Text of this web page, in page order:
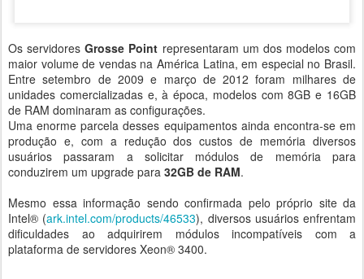
Os servidoresGrosse Point representaram um dos modelos com
maior volume de vendas na América Latina, em especial no Brasil.
Entre setembro de 2009 e março de 2012 foram milhares de
unidades comercializadas e, à época, modelos com 8GB e 16GB
de RAM dominaram as configurações.
Uma enorme parcela desses equipamentos ainda encontra-se em
produção e, com a redução dos custos de memória diversos
usuários passaram a solicitar módulos de memória para
conduzirem um upgrade para 32GB de RAM.
Mesmo essa informação sendo confirmada pelo próprio site da
Intel® (ark.intel.com/products/46533), diversos usuários enfrentam
dificuldades ao adquirirem módulos incompatíveis com a
plataforma de servidores Xeon® 3400.